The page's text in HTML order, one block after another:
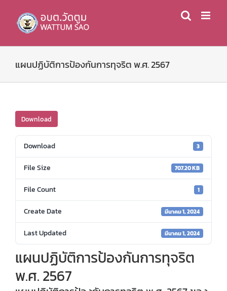
content
แผนปฏิบัติการป้องกันการทุจริต พ.ศ. 2567
Download
Download 3
File Size 707.20 KB
File Count 1
Create Date มีนาคม 1, 2024
Last Updated มีนาคม 1, 2024
แผนปฏิบัติการป้องกันการทุจริต
พ.ศ. 2567